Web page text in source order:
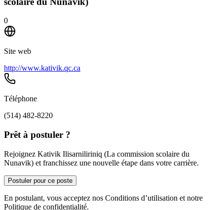
0
Site web
http://www.kativik.qc.ca
Téléphone
(514) 482-8220
Prêt à postuler ?
Rejoignez Kativik Ilisarniliriniq (La commission scolaire du
Nunavik) et franchissez une nouvelle étape dans votre carrière.
Postuler pour ce poste
En postulant, vous acceptez nos Conditions d’utilisation et notre
Politique de confidentialité.